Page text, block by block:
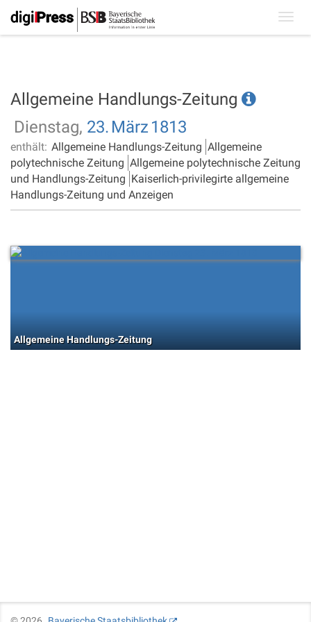
Allgemeine Handlungs-Zeitung
Dienstag, 23. März 1813
enthält: Allgemeine Handlungs-Zeitung Allgemeine
polytechnische Zeitung Allgemeine polytechnische Zeitung
und Handlungs-Zeitung Kaiserlich-privilegirte allgemeine
Handlungs-Zeitung und Anzeigen
Allgemeine Handlungs-Zeitung